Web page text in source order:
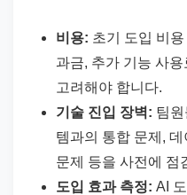
비용: 초기 도입 비
과금, 추가 기능 사
고려해야 합니다.
기술 진입 장벽: 팀
템과의 통합 문제,
문제 등을 사전에 점
도입 효과 측정: AI